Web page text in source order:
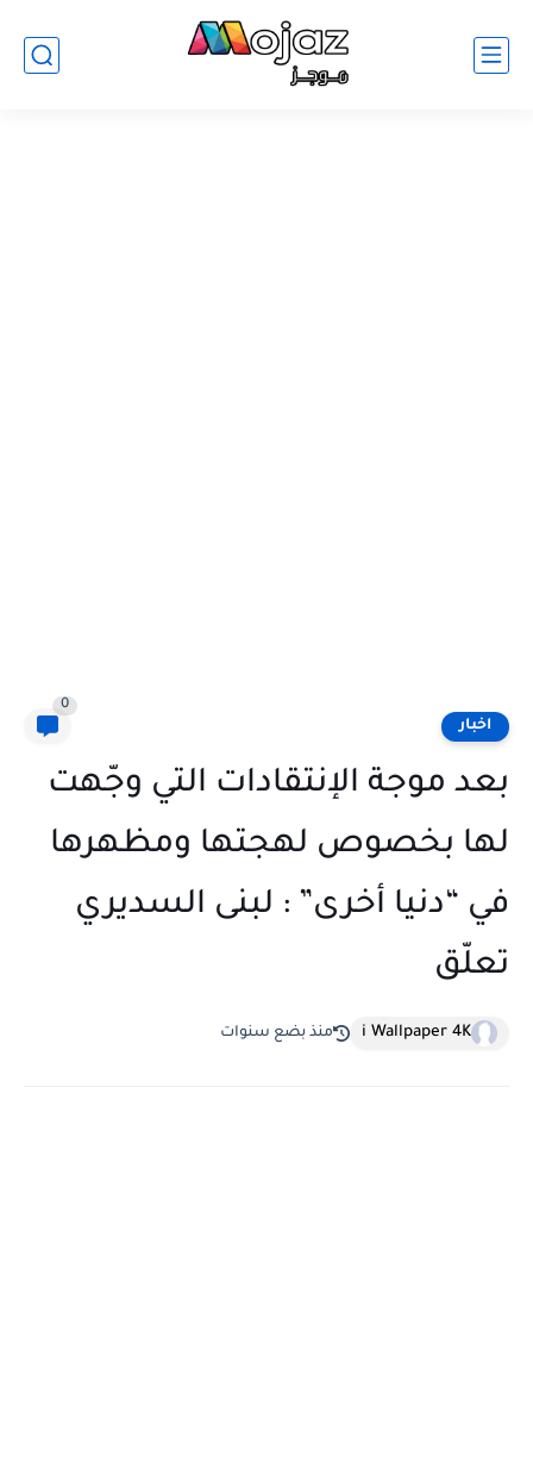
اخبار
0
بعد موجة الإنتقادات التي وجّهت
لها بخصوص لهجتها ومظهرها
في “دنيا أخرى” : لبنى السديري
تعلّق
i Wallpaper 4K منذ بضع سنوات